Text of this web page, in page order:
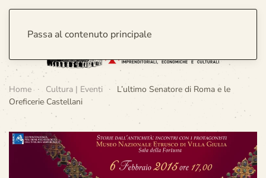
Passa al contenuto principale
Home Cultura | Eventi
L’ultimo Senatore di Roma e le
Oreficerie Castellani